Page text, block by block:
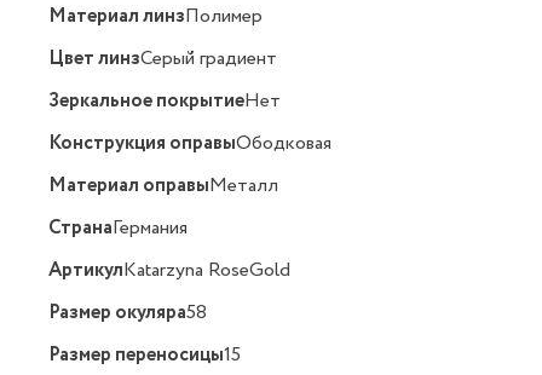
Материал линзПолимер
Цвет линзСерый градиент
Зеркальное покрытиеНет
Конструкция оправыОбодковая
Материал оправыМеталл
СтранаГермания
АртикулKatarzyna RoseGold
Размер окуляра58
Размер переносицы15